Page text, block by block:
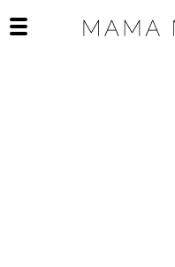
Open het mobiele menu